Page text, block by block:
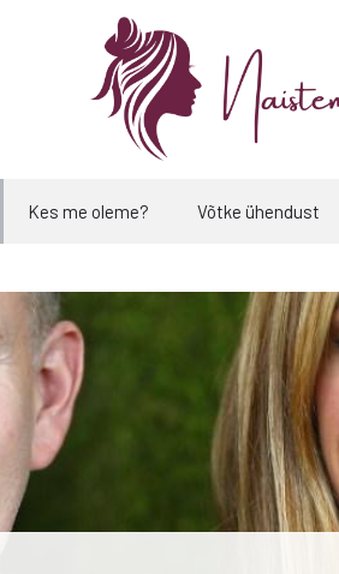
Kes me oleme? Võtke ühendust